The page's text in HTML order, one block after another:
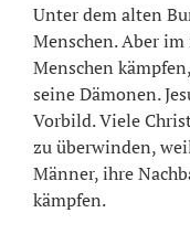
Unter dem alten
Menschen. Aber
Menschen
seine Dämonen.
Vorbild. Viele
zu überwinden,
Männer, ihre
kämpfen.